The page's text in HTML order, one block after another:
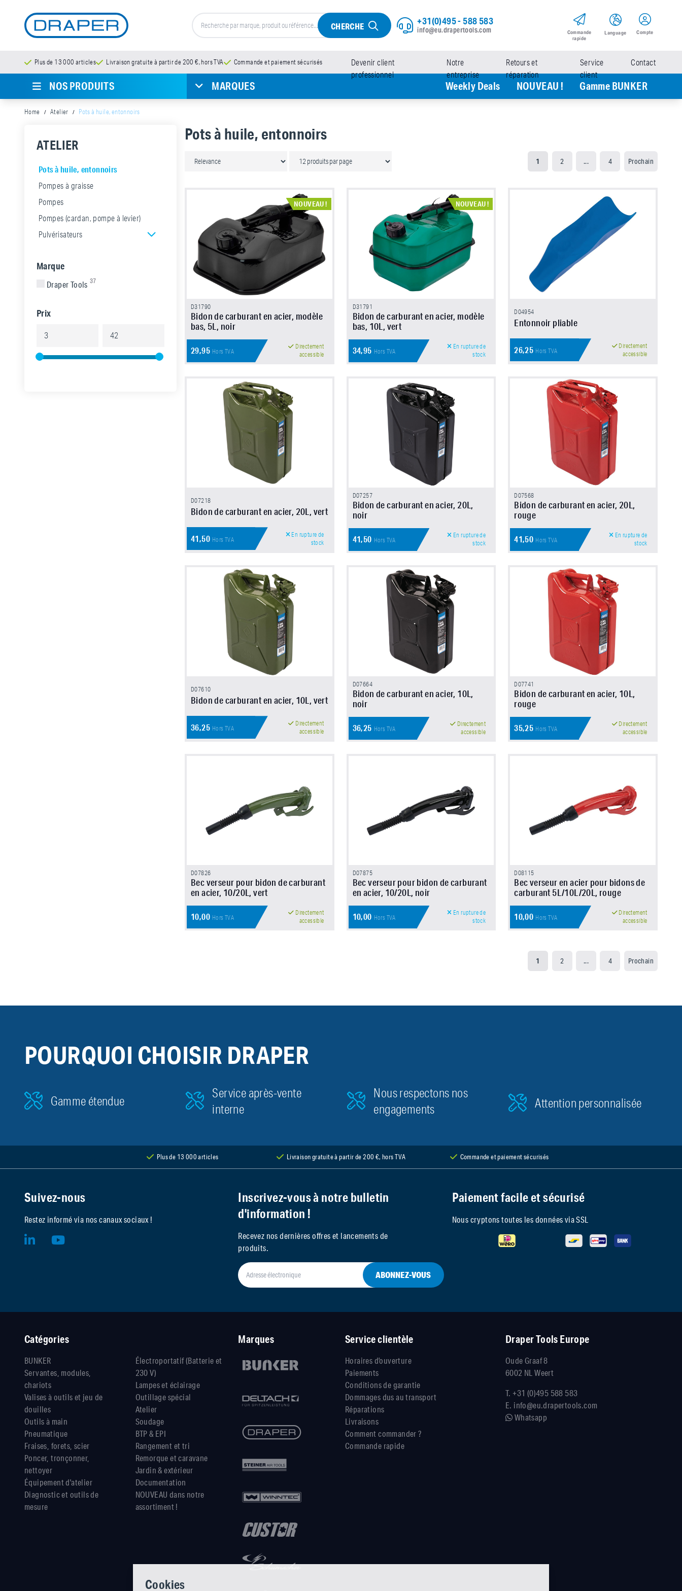
Commande
rapide
Language Compte
CHERCHE +31(0)495 - 588 583
info@eu.drapertools.com
Plus de 13 000 articles Livraison gratuite à partir de 200 €, hors TVA Commande et paiement sécurisés
Devenir client
professionnel
Notre
entreprise
Retours et
réparation
Service
client
Contact
NOS PRODUITS MARQUES Weekly Deals NOUVEAU ! Gamme BUNKER
Home Atelier Pots à huile, entonnoirs
ATELIER
Pots à huile, entonnoirs
Pompes à graisse
Pompes
Pompes (cardan, pompe à levier)
Pulvérisateurs
Marque
Draper Tools 37
Prix
Pots à huile, entonnoirs
1 2 ... 4 Prochain
NOUVEAU !
D31790
Bidon de carburant en acier, modèle
bas, 5L, noir
29,95 Hors TVA
Directement
accessible
NOUVEAU !
D31791
Bidon de carburant en acier, modèle
bas, 10L, vert
34,95 Hors TVA
En rupture de
stock
D04954
Entonnoir pliable
26,25 Hors TVA
Directement
accessible
D07218
Bidon de carburant en acier, 20L, vert
41,50 Hors TVA
En rupture de
stock
D07257
Bidon de carburant en acier, 20L,
noir
41,50 Hors TVA
En rupture de
stock
D07568
Bidon de carburant en acier, 20L,
rouge
41,50 Hors TVA
En rupture de
stock
D07610
Bidon de carburant en acier, 10L, vert
36,25 Hors TVA
Directement
accessible
D07664
Bidon de carburant en acier, 10L,
noir
36,25 Hors TVA
Directement
accessible
D07741
Bidon de carburant en acier, 10L,
rouge
35,25 Hors TVA
Directement
accessible
D07826
Bec verseur pour bidon de carburant
en acier, 10/20L, vert
10,00 Hors TVA
Directement
accessible
D07875
Bec verseur pour bidon de carburant
en acier, 10/20L, noir
10,00 Hors TVA
En rupture de
stock
D08115
Bec verseur en acier pour bidons de
carburant 5L/10L/20L, rouge
10,00 Hors TVA
Directement
accessible
1 2 ... 4 Prochain
POURQUOI CHOISIR DRAPER
Gamme étendue
Service après-vente
interne
Nous respectons nos
engagements
Attention personnalisée
Plus de 13 000 articles Livraison gratuite à partir de 200 €, hors TVA Commande et paiement sécurisés
Suivez-nous
Restez informé via nos canaux sociaux !
Inscrivez-vous à notre bulletin
d'information !
Recevez nos dernières offres et lancements de
produits.
ABONNEZ-VOUS
Paiement facile et sécurisé
Nous cryptons toutes les données via SSL
Catégories
BUNKER
Servantes, modules,
chariots
Valises à outils et jeu de
douilles
Outils à main
Pneumatique
Fraises, forets, scier
Poncer, tronçonner,
nettoyer
Équipement d'atelier
Diagnostic et outils de
mesure
Électroportatif (Batterie et
230 V)
Lampes et éclairage
Outillage spécial
Atelier
Soudage
BTP & EPI
Rangement et tri
Remorque et caravane
Jardin & extérieur
Documentation
NOUVEAU dans notre
assortiment !
Marques Service clientèle
Horaires d’ouverture
Paiements
Conditions de garantie
Dommages dus au transport
Réparations
Livraisons
Comment commander ?
Commande rapide
Draper Tools Europe
Oude Graaf 8
6002 NL Weert
T.+31 (0)495 588 583
E. info@eu.drapertools.com
Whatsapp
Cookies